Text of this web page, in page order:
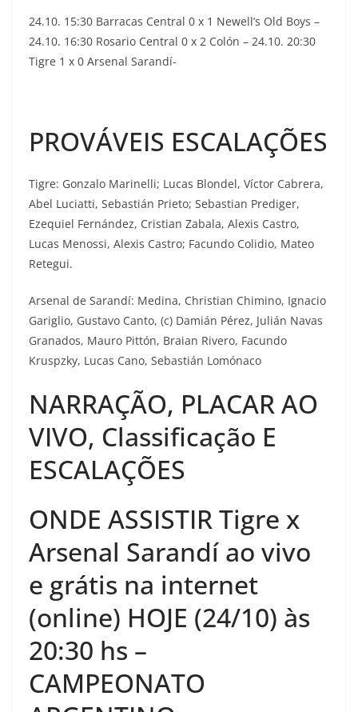
24.10. 15:30 Barracas Central 0 x 1 Newell’s Old Boys –
24.10. 16:30 Rosario Central 0 x 2 Colón – 24.10. 20:30
Tigre 1 x 0 Arsenal Sarandí-
PROVÁVEIS ESCALAÇÕES
Tigre: Gonzalo Marinelli; Lucas Blondel, Víctor Cabrera,
Abel Luciatti, Sebastián Prieto; Sebastian Prediger,
Ezequiel Fernández, Cristian Zabala, Alexis Castro,
Lucas Menossi, Alexis Castro; Facundo Colidio, Mateo
Retegui.
Arsenal de Sarandí: Medina, Christian Chimino, Ignacio
Gariglio, Gustavo Canto, (c) Damián Pérez, Julián Navas
Granados, Mauro Pittón, Braian Rivero, Facundo
Kruspzky, Lucas Cano, Sebastián Lomónaco
NARRAÇÃO, PLACAR AO
VIVO, Classificação E
ESCALAÇÕES
ONDE ASSISTIR Tigre x
Arsenal Sarandí ao vivo
e grátis na internet
(online) HOJE (24/10) às
20:30 hs –
CAMPEONATO